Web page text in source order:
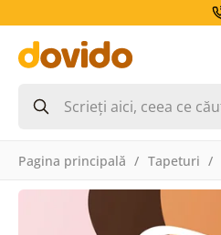
Pagina principală Tapeturi